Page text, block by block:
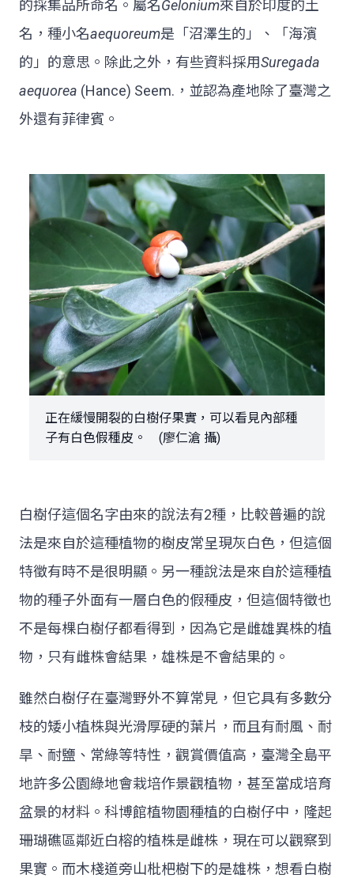
的採集品所命名。屬名Gelonium來自於印度的土
名，種小名aequoreum是「沼澤生的」、「海濱
的」的意思。除此之外，有些資料採用Suregada
aequorea (Hance) Seem.，並認為產地除了臺灣之
外還有菲律賓。
正在緩慢開裂的白樹仔果實，可以看見內部種
子有白色假種皮。 (廖仁滄 攝)
白樹仔這個名字由來的說法有2種，比較普遍的說
法是來自於這種植物的樹皮常呈現灰白色，但這個
特徵有時不是很明顯。另一種說法是來自於這種植
物的種子外面有一層白色的假種皮，但這個特徵也
不是每棵白樹仔都看得到，因為它是雌雄異株的植
物，只有雌株會結果，雄株是不會結果的。
雖然白樹仔在臺灣野外不算常見，但它具有多數分
枝的矮小植株與光滑厚硬的葉片，而且有耐風、耐
旱、耐鹽、常綠等特性，觀賞價值高，臺灣全島平
地許多公園綠地會栽培作景觀植物，甚至當成培育
盆景的材料。科博館植物園種植的白樹仔中，隆起
珊瑚礁區鄰近白榕的植株是雌株，現在可以觀察到
果實。而木棧道旁山枇杷樹下的是雄株，想看白樹